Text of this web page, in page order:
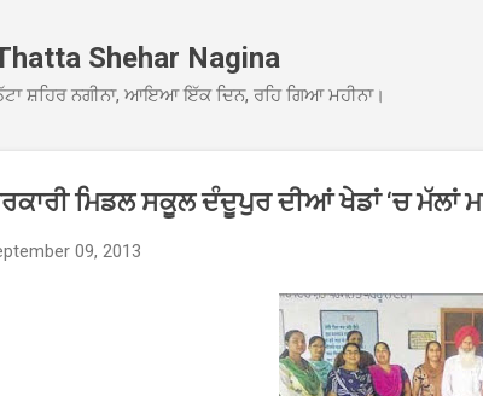
Shehar Nagina
ਸ਼ਹਿਰ ਨਗੀਨਾ, ਆਇਆ ਇੱਕ ਦਿਨ, ਰਹਿ ਗਿਆ ਮਹੀਨਾ।
ਮਿਡਲ ਸਕੂਲ ਦੰਦੂਪੁਰ ਦੀਆਂ ਖੇਡਾਂ ‘ਚ ਮੱਲਾਂ
09, 2013